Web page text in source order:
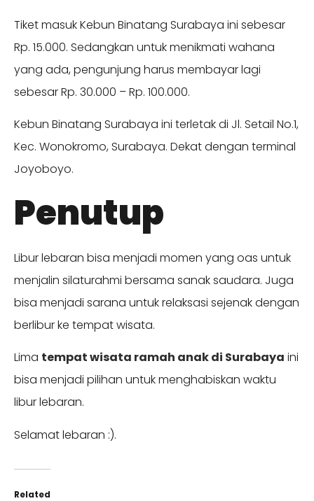
Tiket masuk Kebun Binatang Surabaya ini sebesar
Rp. 15.000. Sedangkan untuk menikmati wahana
yang ada, pengunjung harus membayar lagi
sebesar Rp. 30.000 – Rp. 100.000.
Kebun Binatang Surabaya ini terletak di Jl. Setail No.1,
Kec. Wonokromo, Surabaya. Dekat dengan terminal
Joyoboyo.
Penutup
Libur lebaran bisa menjadi momen yang oas untuk
menjalin silaturahmi bersama sanak saudara. Juga
bisa menjadi sarana untuk relaksasi sejenak dengan
berlibur ke tempat wisata.
Lima tempat wisata ramah anak di Surabaya ini
bisa menjadi pilihan untuk menghabiskan waktu
libur lebaran.
Selamat lebaran :).
Related